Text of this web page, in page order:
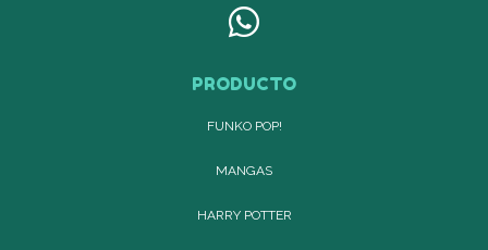
PRODUCTO
FUNKO POP!
MANGAS
HARRY POTTER